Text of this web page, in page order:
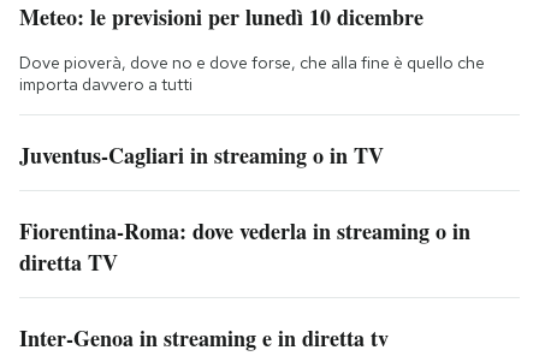
Meteo: le previsioni per lunedì 10 dicembre
Dove pioverà, dove no e dove forse, che alla fine è quello che
importa davvero a tutti
Juventus-Cagliari in streaming o in TV
Fiorentina-Roma: dove vederla in streaming o in
diretta TV
Inter-Genoa in streaming e in diretta tv